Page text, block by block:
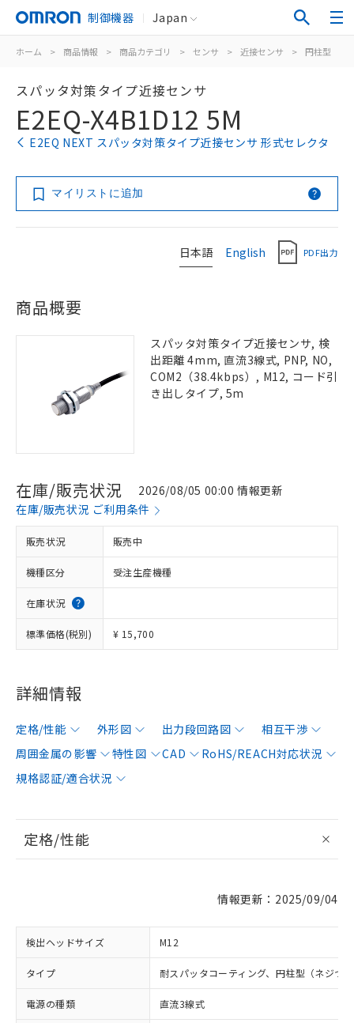
制御機器 Japan
ホーム > 商品情報 > 商品カテゴリ > センサ > 近接センサ > 円柱型
スパッタ対策タイプ近接センサ
E2EQ-X4B1D12 5M
E2EQ NEXT スパッタ対策タイプ近接センサ 形式セレクタ
マイリストに追加
日本語 English PDF出力
商品概要
スパッタ対策タイプ近接センサ, 検
出距離 4mm, 直流3線式, PNP, NO,
COM2（38.4kbps）, M12, コード引
き出しタイプ, 5m
在庫/販売状況
2026/08/05 00:00 情報更新
在庫/販売状況 ご利用条件
販売状況 販売中
機種区分 受注生産機種
在庫状況
標準価格(税別) ¥ 15,700
詳細情報
定格/性能 外形図 出力段回路図
相互干渉
周囲金属の影響
特性図 CAD
RoHS/REACH対応状況
規格認証/適合状況
定格/性能
情報更新：2025/09/04
検出ヘッドサイズ M12
タイプ 耐スパッタコーティング、円柱型（ネジつ
電源の種類 直流3線式